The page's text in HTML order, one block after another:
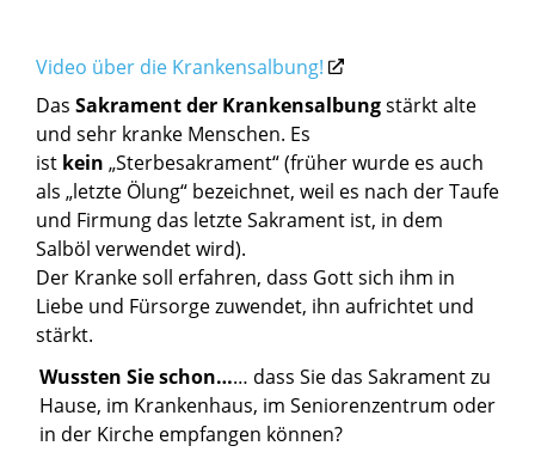
Video über die Krankensalbung!
Das Sakrament der Krankensalbungstärkt alte
und sehr kranke Menschen. Es
ist kein „Sterbesakrament“ (früher wurde es auch
als „letzte Ölung“ bezeichnet, weil es nach der Taufe
und Firmung das letzte Sakrament ist, in dem
Salböl verwendet wird).
Der Kranke soll erfahren, dass Gott sich ihm in
Liebe und Fürsorge zuwendet, ihn aufrichtet und
stärkt.
Wussten Sie schon…… dass Sie das Sakrament zu
Hause, im Krankenhaus, im Seniorenzentrum oder
in der Kirche empfangen können?